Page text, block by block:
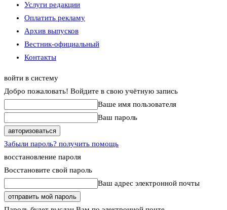
Услуги редакции
Оплатить рекламу
Архив выпусков
Вестник-официальный
Контакты
войти в систему
Добро пожаловать! Войдите в свою учётную запись
Ваше имя пользователя
Ваш пароль
Забыли пароль? получить помощь
восстановление пароля
Восстановите свой пароль
Ваш адрес электронной почты